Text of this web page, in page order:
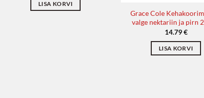
LISA KORVI
Grace Cole
valge nektariin ja pirn
14.79€
LISA KORVI